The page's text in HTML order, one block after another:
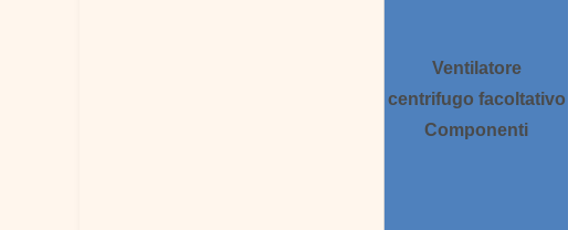
Ventilatore
centrifugo facoltativo
Componenti